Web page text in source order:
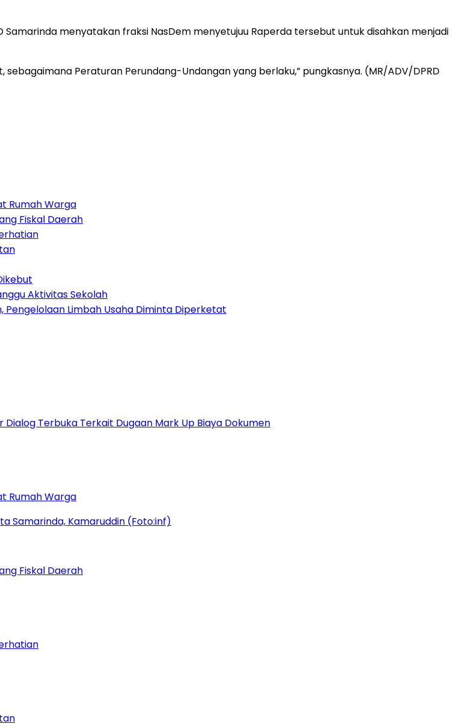
Samarinda menyatakan fraksi NasDem menyetujuu Raperda tersebut untuk disahkan menjadi
Peraturan Perundang-Undangan yang berlaku,” pungkasnya. (MR/ADV/DPRD
Rumah Warga
Fiskal Daerah
Aktivitas Sekolah
Pengelolaan Limbah Usaha Diminta Diperketat
Dialog Terbuka Terkait Dugaan Mark Up Biaya Dokumen
Rumah Warga
Fiskal Daerah